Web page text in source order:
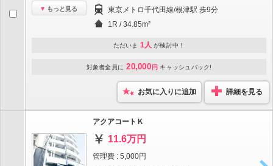
もっと見る
東京メトロ千代田線/根津駅 歩9分
1R / 34.85m²
ただいま 1人 が検討中！
対象者全員に 20,000 円 キャッシュバック!
お気に入りに追加 詳細を見る
アクアコートＫ
11.6万円
管理費 : 5,000円